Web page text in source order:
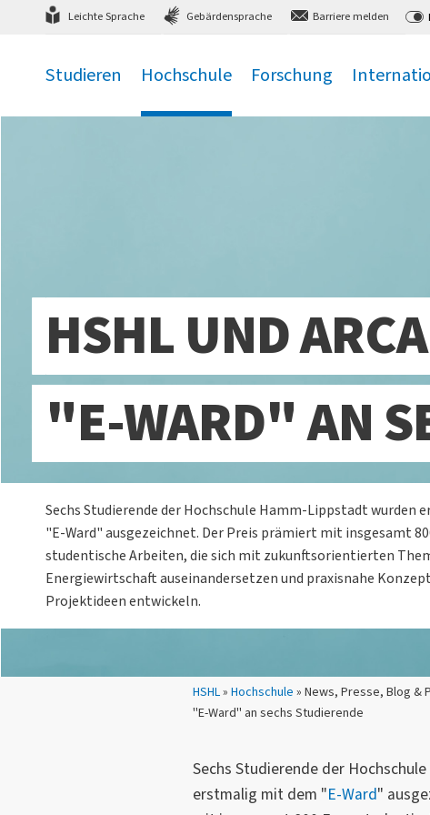
zum Hauptmenü zum Inhalt,
Leichte Sprache Gebärdensprache Barriere melden
Studieren Hochschule Forschung
Sie sind hier:
HSHL» Hochschule » News, Presse, Blog &
"E-Ward" an sechs Studierende
HSHL UND
"E-WARD" AN
Sechs Studierende der Hochschule Hamm-Lippstadt wurden
"E-Ward" ausgezeichnet. Der Preis prämiert mit insgesamt
studentische Arbeiten, die sich mit zukunftsorientierten
Energiewirtschaft auseinandersetzen und praxisnahe
Projektideen entwickeln.
Sechs Studierende der
erstmalig mit dem "E-Ward"